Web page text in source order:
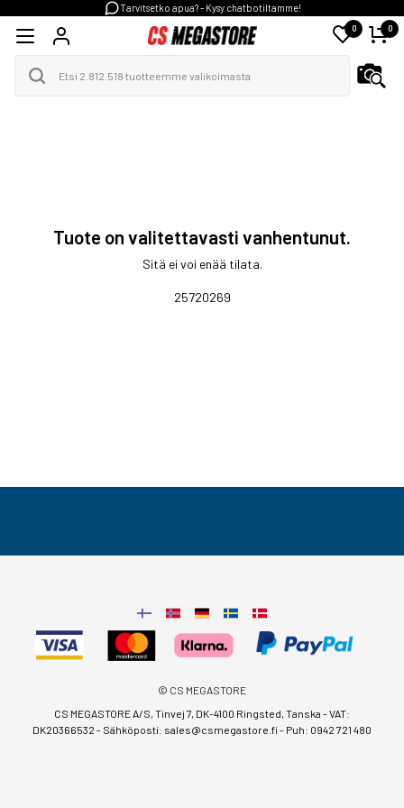
Tarvitsetko apua? - Kysy chatbotiltamme!
0 0
Tuote on valitettavasti vanhentunut.
Sitä ei voi enää tilata.
25720269
© CS MEGASTORE
CS MEGASTORE A/S, Tinvej 7, DK-4100 Ringsted, Tanska - VAT:
DK20366532 - Sähköposti: sales@csmegastore.fi- Puh: 0942 721 480